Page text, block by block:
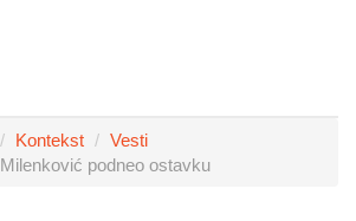
Kontekst
Vesti
podneo ostavku